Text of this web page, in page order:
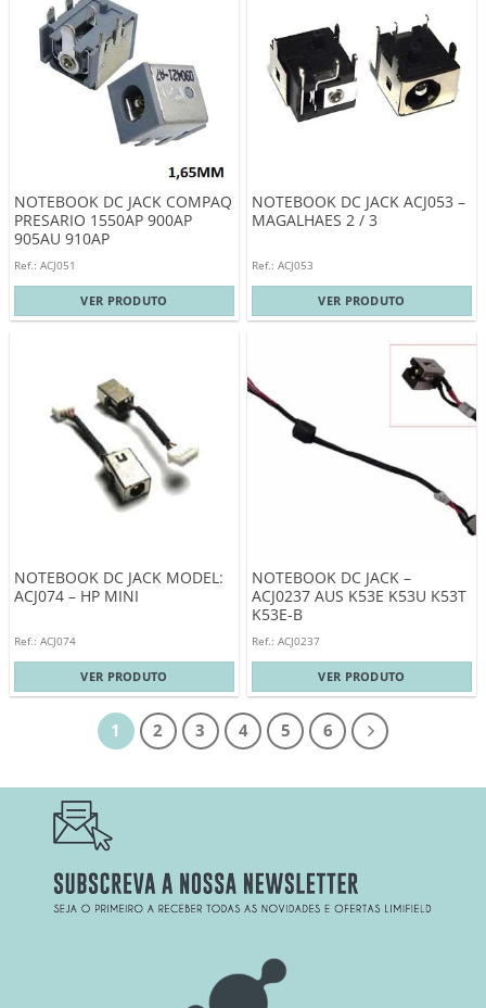
NOTEBOOK DC JACK COMPAQ
PRESARIO 1550AP 900AP
905AU 910AP
Ref.: ACJ051
VER PRODUTO
NOTEBOOK DC JACK ACJ053 –
MAGALHAES 2 / 3
Ref.: ACJ053
VER PRODUTO
NOTEBOOK DC JACK MODEL:
ACJ074 – HP MINI
Ref.: ACJ074
VER PRODUTO
NOTEBOOK DC JACK –
ACJ0237 AUS K53E K53U K53T
K53E-B
Ref.: ACJ0237
VER PRODUTO
1 2 3 4 5 6